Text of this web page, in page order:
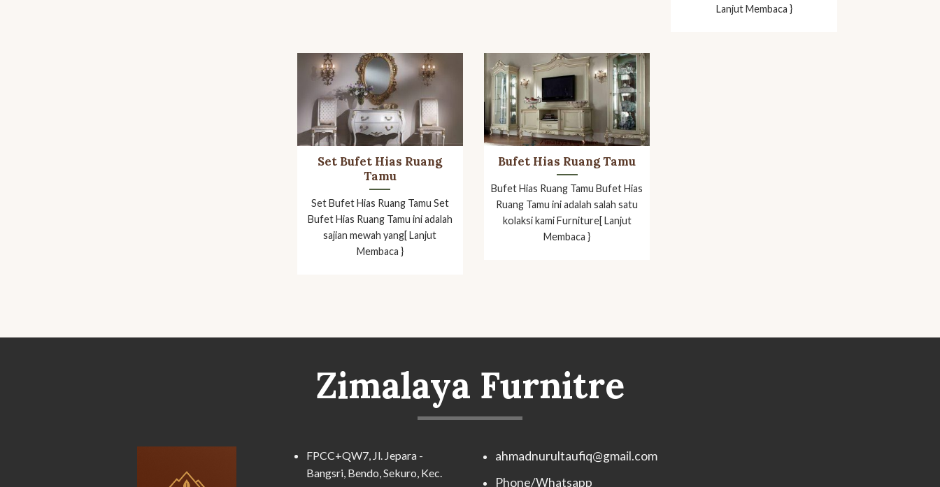
Lanjut Membaca }
Set Bufet Hias Ruang
Tamu
Set Bufet Hias Ruang Tamu Set
Bufet Hias Ruang Tamu ini adalah
sajian mewah yang[ Lanjut
Membaca }
Bufet Hias Ruang Tamu
Bufet Hias Ruang Tamu Bufet Hias
Ruang Tamu ini adalah salah satu
kolaksi kami Furniture[ Lanjut
Membaca }
Zimalaya Furnitre
FPCC+QW7, Jl. Jepara -
Bangsri, Bendo, Sekuro, Kec.
ahmadnurultaufiq@gmail.com
Phone/Whatsapp